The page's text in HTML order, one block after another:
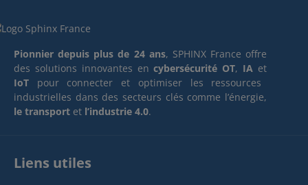
Pionnier depuis plus de 24 ans, SPHINX France offre
des solutions innovantes encybersécurité OT, IA et
IoT pour connecter et optimiser les ressources
industrielles dans des secteurs clés comme l’énergie,
le transport et l’industrie 4.0.
Liens utiles